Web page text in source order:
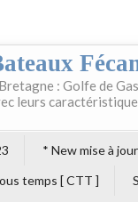
: Golfe de
leurs
* New mise à
temps [ CTT ]